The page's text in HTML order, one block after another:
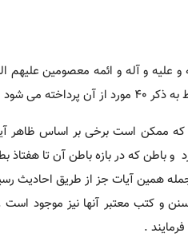
می شود .
ممکن است برخی بر اساس ظاهر
و باطن که در بازه باطن آن تا
آیات جز از طریق احادیث
و کتب معتبر آنها نیز موجود
.